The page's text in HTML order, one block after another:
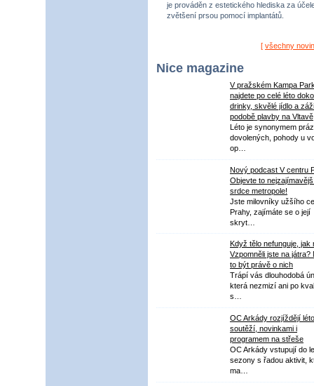
je prováděn z estetického hlediska za
zvětšení prsou pomocí implantátů.
[ všechny
Nice magazine
V pražském Kampa
najdete po celé léto
drinky, skvělé jídlo a
podobě plavby na Vltavě
Léto je synonymem
dovolených, pohody u
op…
Nový podcast V centru
Objevte to
srdce metropole!
Jste milovníky užšího
Prahy, zajímáte se o její
skryt…
Když tělo nefunguje, jak
Vzpomněli jste na játra?
to být právě o nich
Trápí vás dlouhodobá
která nezmizí ani po
s…
OC Arkády rozjíždějí léto
soutěží, novinkami i
programem na střeše
OC Arkády vstupují do
sezony s řadou aktivit,
ma…